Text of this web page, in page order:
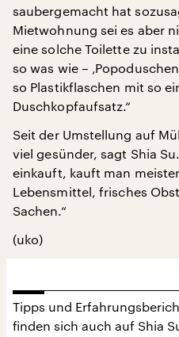
saubergemacht hat
Mietwohnung sei es aber
eine solche Toilette zu
so was wie –
so Plastikflaschen mit so
Duschkopfaufsatz.“
Seit der Umstellung auf
viel gesünder, sagt Shia
einkauft, kauft man
Lebensmittel, frisches
Sachen.“
(uko)
Tipps und
finden sich auch auf Shia